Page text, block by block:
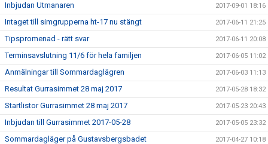
Inbjudan Utmanaren 2017-09-01 18:16
Intaget till simgrupperna ht-17 nu stängt 2017-06-11 21:25
Tipspromenad - rätt svar 2017-06-11 20:08
Terminsavslutning 11/6 för hela familjen 2017-06-05 11:02
Anmälningar till Sommardaglägren 2017-06-03 11:13
Resultat Gurrasimmet 28 maj 2017 2017-05-28 18:32
Startlistor Gurrasimmet 28 maj 2017 2017-05-23 20:43
Inbjudan till Gurrasimmet 2017-05-28 2017-05-05 23:32
Sommardagläger på Gustavsbergsbadet 2017-04-27 10:18